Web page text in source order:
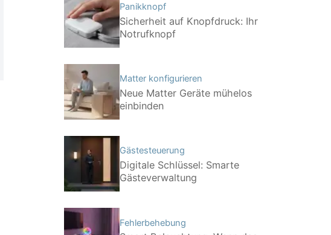
Panikknopf
Sicherheit auf Knopfdruck: Ihr
Notrufknopf
Matter konfigurieren
Neue Matter Geräte mühelos
einbinden
Gästesteuerung
Digitale Schlüssel: Smarte
Gästeverwaltung
Fehlerbehebung